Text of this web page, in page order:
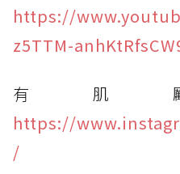
https://
z5TTM-
有肌
https://
/